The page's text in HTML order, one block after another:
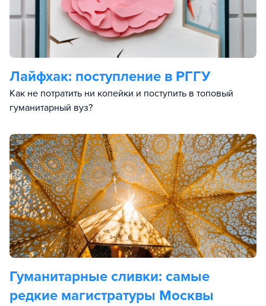
Лайфхак: поступление в РГГУ
Как не потратить ни копейки и поступить в топовый
гуманитарный вуз?
Гуманитарные сливки: самые
редкие магистратуры Москвы